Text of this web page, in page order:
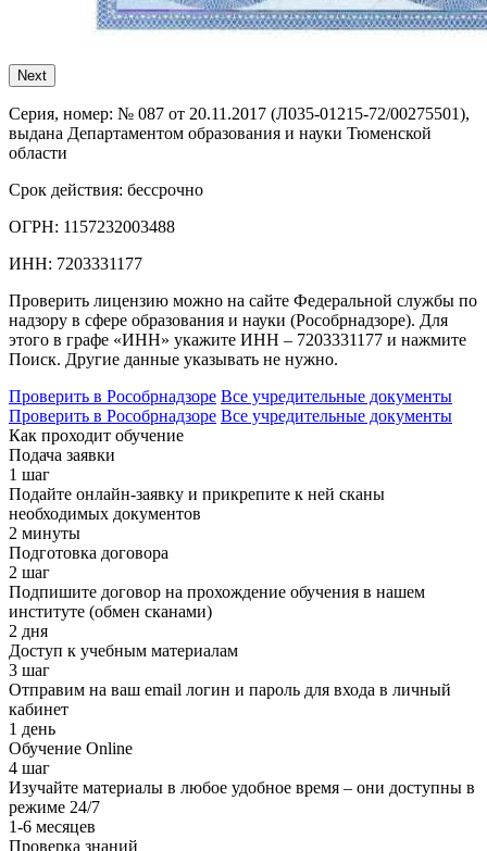
Next
Серия, номер: № 087 от 20.11.2017 (Л035-01215-72/00275501),
выдана Департаментом образования и науки Тюменской
области
Срок действия: бессрочно
ОГРН: 1157232003488
ИНН: 7203331177
Проверить лицензию можно на сайте Федеральной службы по
надзору в сфере образования и науки (Рособрнадзоре). Для
этого в графе «ИНН» укажите ИНН – 7203331177 и нажмите
Поиск. Другие данные указывать не нужно.
Проверить в Рособрнадзоре Все учредительные документы
Проверить в Рособрнадзоре Все учредительные документы
Как проходит обучение
Подача заявки
1 шаг
Подайте онлайн-заявку и прикрепите к ней сканы
необходимых документов
2 минуты
Подготовка договора
2 шаг
Подпишите договор на прохождение обучения в нашем
институте (обмен сканами)
2 дня
Доступ к учебным материалам
3 шаг
Отправим на ваш email логин и пароль для входа в личный
кабинет
1 день
Обучение Online
4 шаг
Изучайте материалы в любое удобное время – они доступны в
режиме 24/7
1-6 месяцев
Проверка знаний